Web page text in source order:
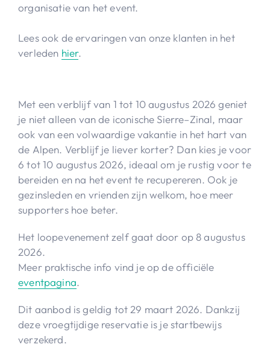
organisatie van het event.
Lees ook de ervaringen van onze klanten in het
verleden hier.
Met een verblijf van 1 tot 10 augustus 2026 geniet
je niet alleen van de iconische Sierre–Zinal, maar
ook van een volwaardige vakantie in het hart van
de Alpen. Verblijf je liever korter? Dan kies je voor
6 tot 10 augustus 2026, ideaal om je rustig voor te
bereiden en na het event te recupereren. Ook je
gezinsleden en vrienden zijn welkom, hoe meer
supporters hoe beter.
Het loopevenement zelf gaat door op 8 augustus
2026.
Meer praktische info vind je op de officiële
eventpagina.
Dit aanbod is geldig tot 29 maart 2026. Dankzij
deze vroegtijdige reservatie is je startbewijs
verzekerd.